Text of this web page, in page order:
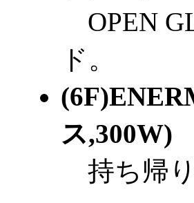
OPEN
ド。
ス,300W)
持ち帰り